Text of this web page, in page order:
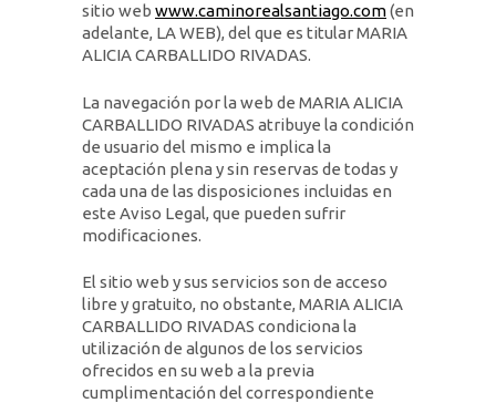
sitio web www.caminorealsantiago.com(en
adelante, LA WEB), del que es titular MARIA
ALICIA CARBALLIDO RIVADAS.
La navegación por la web de MARIA ALICIA
CARBALLIDO RIVADAS atribuye la condición
de usuario del mismo e implica la
aceptación plena y sin reservas de todas y
cada una de las disposiciones incluidas en
este Aviso Legal, que pueden sufrir
modificaciones.
El sitio web y sus servicios son de acceso
libre y gratuito, no obstante, MARIA ALICIA
CARBALLIDO RIVADAS condiciona la
utilización de algunos de los servicios
ofrecidos en su web a la previa
cumplimentación del correspondiente